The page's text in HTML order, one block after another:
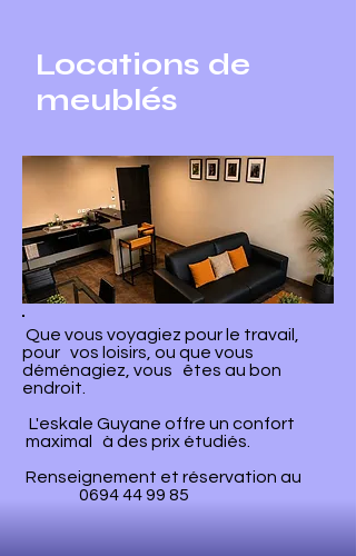
Locations de
meublés
Que vous voyagiez pour le travail,
pour vos loisirs, ou que vous
déménagiez, vous êtes au bon
endroit.
L'eskale Guyane offre un confort
maximal à des prix étudiés.
Renseignement et réservation au
0694 44 99 85